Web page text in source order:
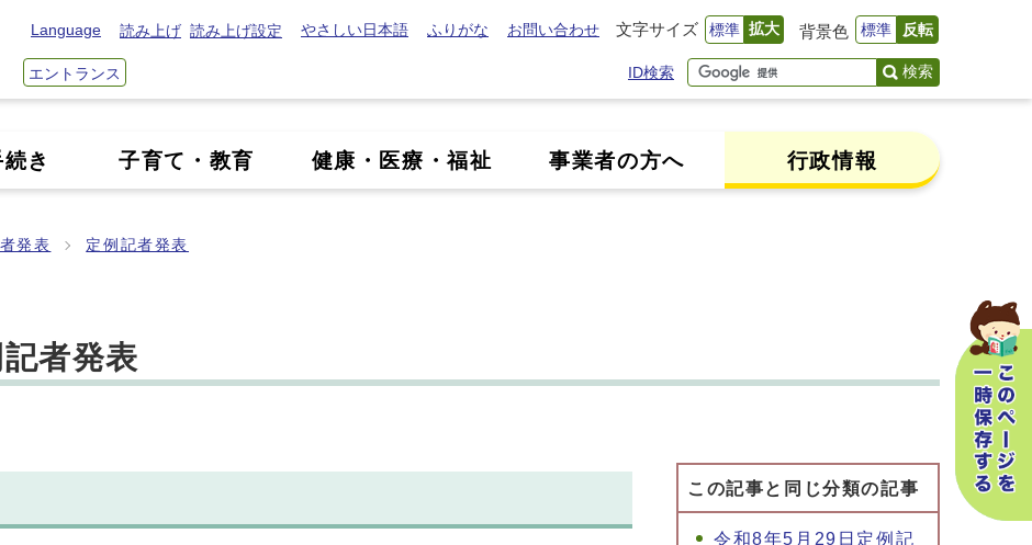
Language 読み上げ 読み上げ設定 やさしい日本語 ふりがな お問い合わせ 文字サイズ 標準 拡大 背景色 標準 反転
エントランス ID検索 検索
き 子育て・教育 健康・医療・福祉 事業者の方へ 行政情報
発表 定例記者発表
者発表
この記事と同じ分類の記事
令和8年5月29日定例記